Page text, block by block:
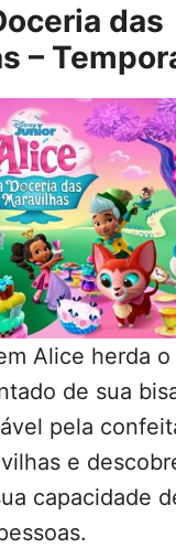
das
–
Alice herda
de sua
pela
e
capacidade